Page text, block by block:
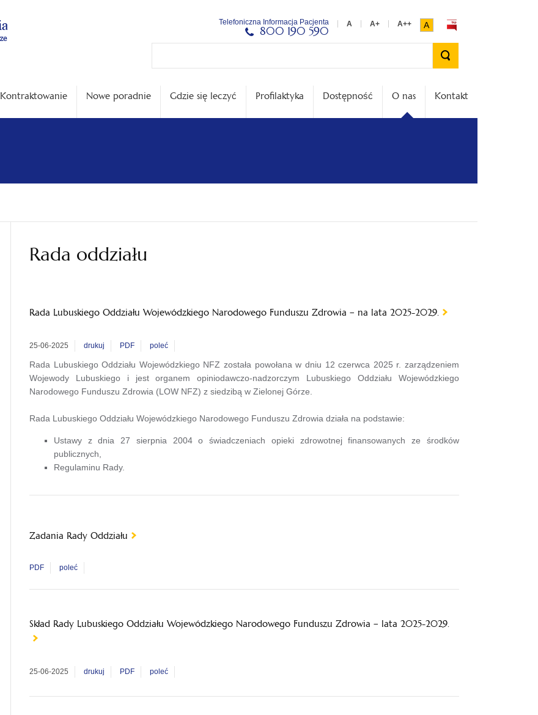
Telefoniczna Informacja Pacjenta
800 190 590 A
Kontraktowanie Nowe poradnie Gdzie się leczyć Profilaktyka Dostępność O nas Kontakt
Rada oddziału
Rada Lubuskiego Oddziału Wojewódzkiego Narodowego Funduszu Zdrowia – na lata 2025-2029.
25-06-2025 drukuj PDF poleć
Rada Lubuskiego Oddziału Wojewódzkiego NFZ została powołana w dniu 12 czerwca 2025 r. zarządzeniem
Wojewody Lubuskiego i jest organem opiniodawczo-nadzorczym Lubuskiego Oddziału Wojewódzkiego
Narodowego Funduszu Zdrowia (LOW NFZ) z siedzibą w Zielonej Górze.
Rada Lubuskiego Oddziału Wojewódzkiego Narodowego Funduszu Zdrowia działa na podstawie:
Ustawy z dnia 27 sierpnia 2004 o świadczeniach opieki zdrowotnej finansowanych ze środków
publicznych,
Regulaminu Rady.
Zadania Rady Oddziału
PDF poleć
Skład Rady Lubuskiego Oddziału Wojewódzkiego Narodowego Funduszu Zdrowia – lata 2025-2029.
25-06-2025 drukuj PDF poleć